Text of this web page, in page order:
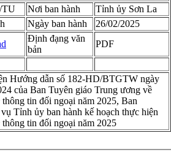
TU Nơi ban hành
Tỉnh ủy Sơn La
Ngày ban hành
26/02/2025
Định đạng văn
bản
PDF
Hướng dẫn số 182-HD/BTGTW ngày
của Ban Tuyên giáo Trung ương về
thông tin đối ngoại năm 2025, Ban
Tỉnh ủy ban hành kế hoạch thực hiện
thông tin đối ngoại năm 2025